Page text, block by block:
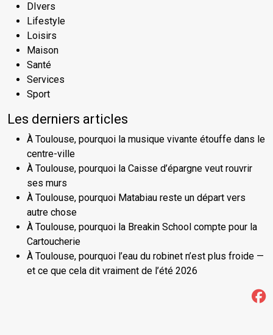
DIvers
Lifestyle
Loisirs
Maison
Santé
Services
Sport
Les derniers articles
À Toulouse, pourquoi la musique vivante étouffe dans le
centre-ville
À Toulouse, pourquoi la Caisse d’épargne veut rouvrir
ses murs
À Toulouse, pourquoi Matabiau reste un départ vers
autre chose
À Toulouse, pourquoi la Breakin School compte pour la
Cartoucherie
À Toulouse, pourquoi l’eau du robinet n’est plus froide —
et ce que cela dit vraiment de l’été 2026